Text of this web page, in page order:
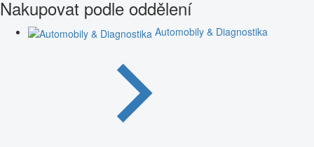
Nakupovat podle oddělení
Automobily & Diagnostika